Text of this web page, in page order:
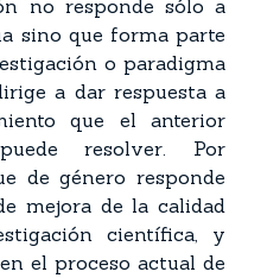
no responde sólo a
sino que forma parte
o paradigma
a dar respuesta a
que el anterior
resolver. Por
de género responde
mejora de la calidad
científica, y
el proceso actual de